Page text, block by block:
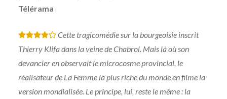
Télérama
* * * *
Cette tragicomédie sur la bourgeoisie inscrit
Thierry Klifa dans la veine de Chabrol. Mais là où son
devancier en observait le microcosme provincial, le
réalisateur de La Femme la plus riche du monde en filme la
version mondialisée. Le principe, lui, reste le même : la